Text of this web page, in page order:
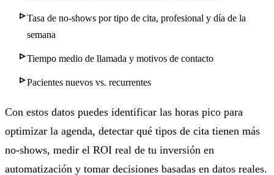
Tasa de no-shows por tipo de cita, profesional y día de la
semana
Tiempo medio de llamada y motivos de contacto
Pacientes nuevos vs. recurrentes
Con estos datos puedes identificar las horas pico para
optimizar la agenda, detectar qué tipos de cita tienen más
no-shows, medir el ROI real de tu inversión en
automatización y tomar decisiones basadas en datos reales.